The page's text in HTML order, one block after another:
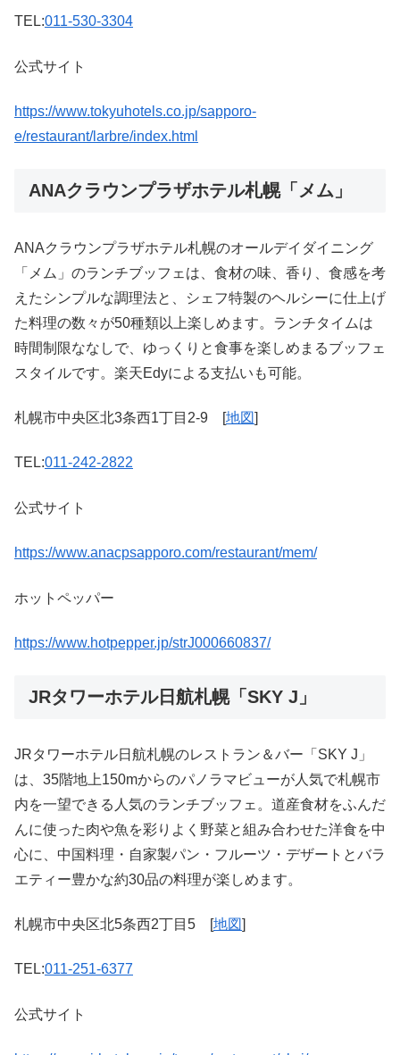
TEL:011-530-3304
公式サイト
https://www.tokyuhotels.co.jp/sapporo-
e/restaurant/larbre/index.html
ANAクラウンプラザホテル札幌「メム」
ANAクラウンプラザホテル札幌のオールデイダイニング
「メム」のランチブッフェは、食材の味、香り、食感を考
えたシンプルな調理法と、シェフ特製のヘルシーに仕上げ
た料理の数々が50種類以上楽しめます。ランチタイムは
時間制限ななしで、ゆっくりと食事を楽しめまるブッフェ
スタイルです。楽天Edyによる支払いも可能。
札幌市中央区北3条西1丁目2-9 [地図]
TEL:011-242-2822
公式サイト
https://www.anacpsapporo.com/restaurant/mem/
ホットペッパー
https://www.hotpepper.jp/strJ000660837/
JRタワーホテル日航札幌「SKY J」
JRタワーホテル日航札幌のレストラン＆バー「SKY J」
は、35階地上150mからのパノラマビューが人気で札幌市
内を一望できる人気のランチブッフェ。道産食材をふんだ
んに使った肉や魚を彩りよく野菜と組み合わせた洋食を中
心に、中国料理・自家製パン・フルーツ・デザートとバラ
エティー豊かな約30品の料理が楽しめます。
札幌市中央区北5条西2丁目5 [地図]
TEL:011-251-6377
公式サイト